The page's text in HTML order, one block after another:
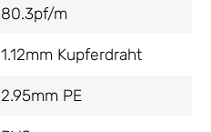
80.3pf/m
1.12mm Kupferdraht
2.95mm PE